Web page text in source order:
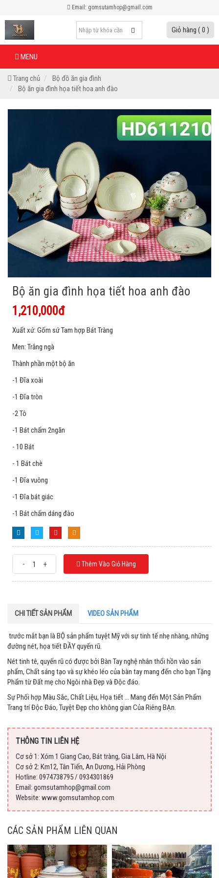
Email: gomsutamhop@gmail.com
Giỏ hàng ( 0 )
MENU
Trang chủ
Bộ đồ ăn gia đình
Bộ ăn gia đình họa tiết hoa anh đào
Bộ ăn gia đình họa tiết hoa anh đào
1,210,000đ
Xuất xứ: Gốm sứ Tam hợp Bát Tràng
Men: Trắng ngà
Thành phần một bộ ăn
-1 Đĩa xoài
-1 Đĩa tròn
-2 Tô
-1 Bát chấm 2ngăn
- 10 Bát
- 1 Bát chè
-1 Đĩa vuông
-1 Đĩa bát giác
-1 Bát chấm dáng đào
- + Thêm Vào Giỏ Hàng
CHI TIẾT SẢN PHẨM VIDEO SẢN PHẨM
trước mắt bạn là BỘ sản phẩm tuyệt Mỹ với sự tinh tế nhẹ nhàng, những
đường nét, họa tiết ĐẦY quyến rũ.
Nét tinh tê, quyến rũ có được bởi Bàn Tay nghệ nhân thổi hồn vào sản
phẩm, Chất sáng tạo và sự khéo léo của bàn tay mang đến cho bạn Tặng
Phẩm từ Đất mẹ cho Ngôi nhà Đẹp và Độc đáo.
Sự Phối hợp Màu Sắc, Chất Liệu, Họa tiết … Mang đến Một Sản Phẩm
Trang trí Độc Đáo, Tuyệt Đẹp cho không gian Của Riêng BẠn.
THÔNG TIN LIÊN HỆ
Cơ sở 1: Xóm 1 Giang Cao, Bát tràng, Gia Lâm, Hà Nội
Cơ sở 2: Km12, Tân Tiến, An Dương, Hải Phòng
Hotline: 0974738795 / 0934301869
Email: gomsutamhop@gmail.com
Website: www.gomsutamhop.com
CÁC SẢN PHẨM LIÊN QUAN